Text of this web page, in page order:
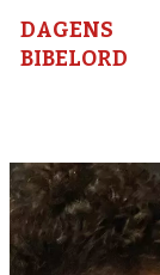
grund
–
debatt,
kultur
DAGENS
BIBELORD